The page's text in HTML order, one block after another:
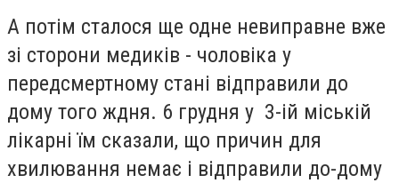
А потім сталося ще одне невиправне вже
зі сторони медиків - чоловіка у
передсмертному стані відправили до
дому того ждня. 6 грудня у 3-ій міській
лікарні їм сказали, що причин для
хвилювання немає і відправили до-дому